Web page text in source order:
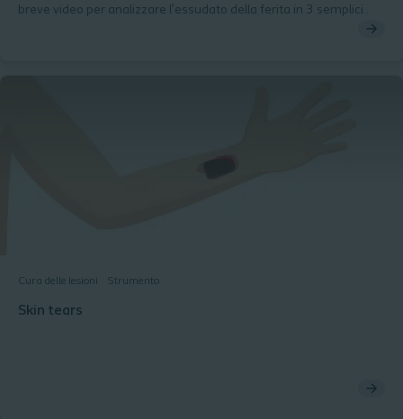
breve video per analizzare l’essudato della ferita in 3 semplici
Cura delle lesioni Strumento
Skin tears